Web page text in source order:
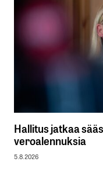
Hallitus jatkaa
veroalennuksia
5.8.2026